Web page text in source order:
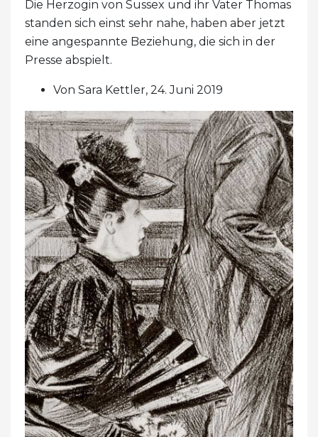
Die Herzogin von Sussex und ihr Vater Thomas
standen sich einst sehr nahe, haben aber jetzt
eine angespannte Beziehung, die sich in der
Presse abspielt.
Von Sara Kettler, 24. Juni 2019